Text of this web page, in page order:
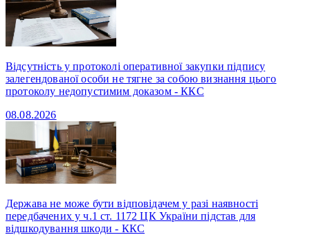
Відсутність у протоколі оперативної закупки підпису
залегендованої особи не тягне за собою визнання цього
протоколу недопустимим доказом - ККС
08.08.2026
Держава не може бути відповідачем у разі наявності
передбачених у ч.1 ст. 1172 ЦК України підстав для
відшкодування шкоди - ККС